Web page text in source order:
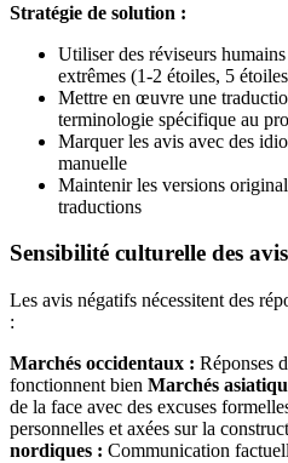
Stratégie de solution :
Utiliser des réviseurs
extrêmes (1-2 étoiles, 5
Mettre en œuvre une
terminologie spécifique au
Marquer les avis avec des
manuelle
Maintenir les versions
traductions
Sensibilité culturelle des
Les avis négatifs nécessitent des
:
Marchés occidentaux : Réponses
fonctionnent bien Marchés
de la face avec des excuses
personnelles et axées sur la
nordiques : Communication